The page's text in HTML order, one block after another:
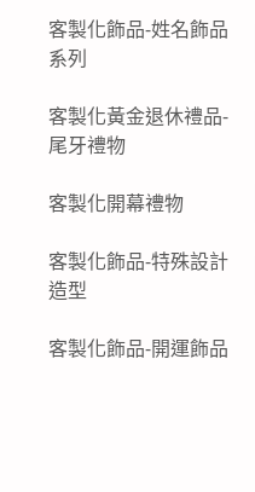
男生黃金手鍊-黃金手環
女生黃金手鍊-黃金手環
男生黃金項鍊
女生黃金項鍊
女生黃金小套鍊
黃金墜子-黃金吊墜
女生黃金戒指
白金戒指-對戒
男生純銀項鍊
鑽石項鍊-鑽石墜飾
商品
結婚金飾套組-寬面款
結婚金飾套組-幸運草
結婚金飾套組-愛心
結婚金飾套組-花草
結婚金飾套組-蝴蝶
結婚金飾套組-龍鳳
客製化飾品-姓名飾品
系列
黃金姓名項鍊-墜飾
黃金姓名手鍊
黃金姓名戒指
K金與白金姓名項鍊-墜飾-
戒指
純銀姓名項鍊-墜飾-戒指
客製化黃金退休禮品-
尾牙禮物
金幣
黃金水晶擺件
黃金木框擺件
黃金獎狀-絨沙金立體擺件
客製化開幕禮物
黃金擺件-絨沙金擺件
公司logo 品牌
現貨商品-黃金擺飾
客製化飾品-特殊設計
造型
特殊客製化飾品-黃金鑰匙
客製化飾品-開運飾品